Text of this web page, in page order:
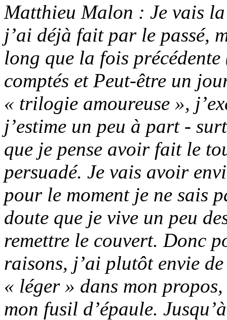
Matthieu Malon : Je vais la
j’ai déjà fait par le passé,
long que la fois
comptés et Peut-être un
« trilogie amoureuse »,
j’estime un peu à part -
que je pense avoir fait le
persuadé. Je vais avoir
pour le moment je ne sais
doute que je vive un peu
remettre le couvert. Donc
raisons, j’ai plutôt envie
« léger » dans mon
mon fusil d’épaule.